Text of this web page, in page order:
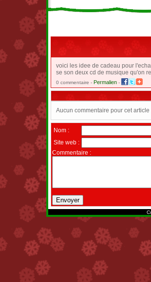
voici les idee de cadeau pour
se son deux cd de musique qu'on
0 commentaire - Permalien-
Aucun commentaire pour cet article
Nom :
Site web :
Commentaire :